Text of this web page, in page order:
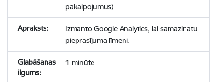
pakalpojumus)
Izmanto Google Analytics, lai samazinātu
pieprasījuma līmeni.
1 minūte